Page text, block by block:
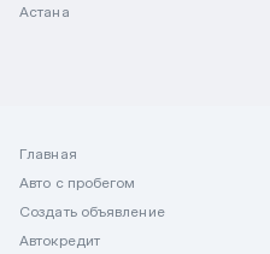
Астана
Главная
Авто с пробегом
Создать объявление
Автокредит